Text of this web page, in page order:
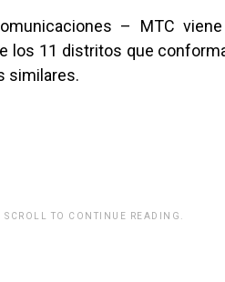
– MTC
los 11 distritos que
similares.
SCROLL TO CONTINUE READING.